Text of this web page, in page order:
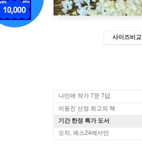
사이즈비교
나민애 작가 7문 7답
이동진 선정 최고의 책
기간 한정 특가 도서
오직, 예스24에서만